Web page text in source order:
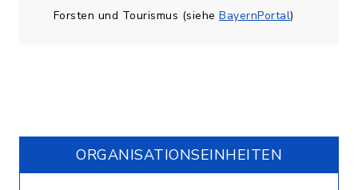
Forsten und Tourismus (siehe BayernPortal)
ORGANISATIONS­EINHEITEN